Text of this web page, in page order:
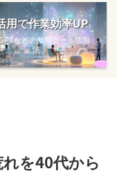
用で作業効率UP
などの無料ツール活用
法
を40代から